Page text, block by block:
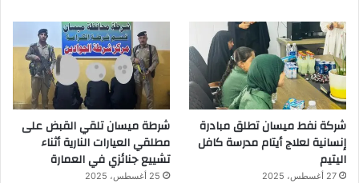
شركة نفط ميسان تطلق مبادرة
إنسانية لعلاج أيتام مدرسة كافل
اليتيم
27 أغسطس، 2025
شرطة ميسان تلقي القبض على
مطلقي العيارات النارية أثناء
تشييع جنائزي في العمارة
25 أغسطس، 2025